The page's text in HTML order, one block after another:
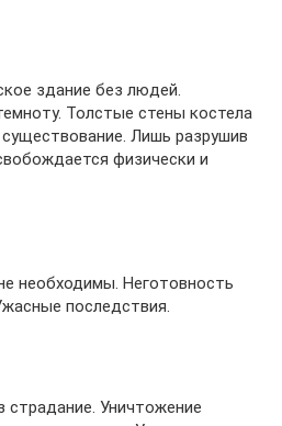
здание без людей.
Толстые стены костела
Лишь разрушив
физически и
необходимы. Неготовность
последствия.
страдание. Уничтожение